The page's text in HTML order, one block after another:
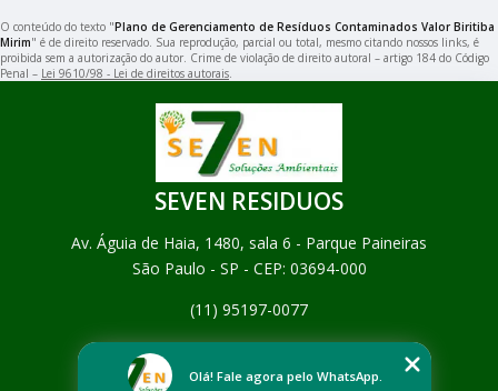
O conteúdo do texto "Plano de Gerenciamento de Resíduos Contaminados Valor Biritiba
Mirim" é de direito reservado. Sua reprodução, parcial ou total, mesmo citando nossos links, é
proibida sem a autorização do autor. Crime de violação de direito autoral – artigo 184 do Código
Penal – Lei 9610/98 - Lei de direitos autorais
SEVEN RESIDUOS
Av. Águia de Haia, 1480, sala 6 - Parque Paineiras
São Paulo - SP - CEP: 03694-000
(11) 95197-0077
Empresa
Olá! Fale agora pelo WhatsApp.